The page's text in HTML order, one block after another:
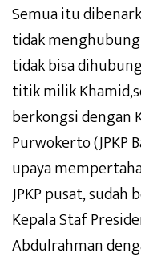
Semua itu
tidak
tidak bisa
titik milik
berkongsi dengan
Purwokerto (JPKP
upaya
JPKP pusat, sudah
Kepala Staf
Abdulrahman